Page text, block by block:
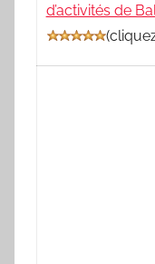
d’activités de
(